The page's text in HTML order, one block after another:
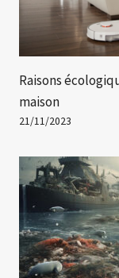
Raisons
maison
21/11/2023